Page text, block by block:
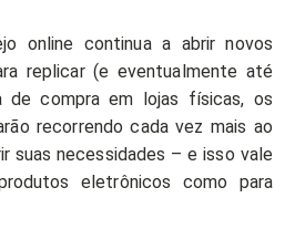
online continua a abrir novos
replicar (e eventualmente até
de compra em lojas físicas, os
recorrendo cada vez mais ao
suas necessidades – e isso vale
eletrônicos como para